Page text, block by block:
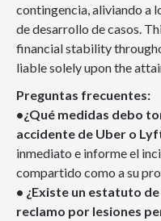
contingencia, aliviando a
de desarrollo de casos.
financial stability
liable solely upon the
Preguntas frecuentes:
•¿Qué medidas debo
accidente de Uber o
inmediato e informe el
compartido como a su
• ¿Existe un estatuto
reclamo por lesiones